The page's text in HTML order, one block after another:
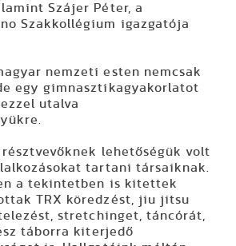
Szájer Péter, a
Szakkollégium igazgatója
nemzeti esten nemcsak
egy gimnasztikagyakorlatot
utalva
lehetőségük volt
tartani társaiknak.
a tekintetben is kitettek
TRX köredzést, jiu jitsu
stretchinget, táncórát,
táborra kiterjedő